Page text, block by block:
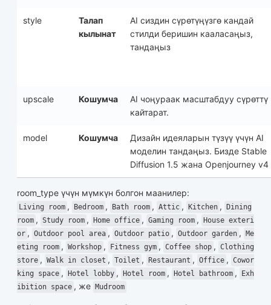
style
Талап
кылынат
AI сиздин сүрөтүңүзгө кандай
стилди беришин кааласаңыз,
тандаңыз
upscale Кошумча
AI чоңураак масштабдуу сүрөттү
кайтарат.
model Кошумча
Дизайн идеяларын түзүү үчүн AI
моделин тандаңыз. Бизде Stable
Diffusion 1.5 жана Openjourney v4
room_type үчүн мүмкүн болгон маанилер:
Living room , Bedroom , Bath room , Attic , Kitchen , Dining
room , Study room , Home office , Gaming room , House exteri
or , Outdoor pool area , Outdoor patio , Outdoor garden , Me
eting room , Workshop , Fitness gym , Coffee shop , Clothing
store , Walk in closet , Toilet , Restaurant , Office , Cowor
king space , Hotel lobby , Hotel room , Hotel bathroom ,
Exh
ibition space , же Mudroom